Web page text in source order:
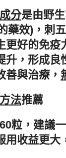
分是由野
藥效)，刺
好的免
升，形成
善與治療，
法推薦
60粒，建議
收益更